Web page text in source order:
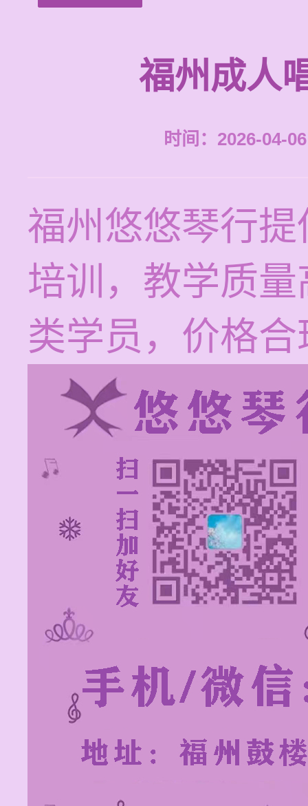
福州成人
时间：2026-04-
福州悠悠琴行
培训，教学质
类学员，价格